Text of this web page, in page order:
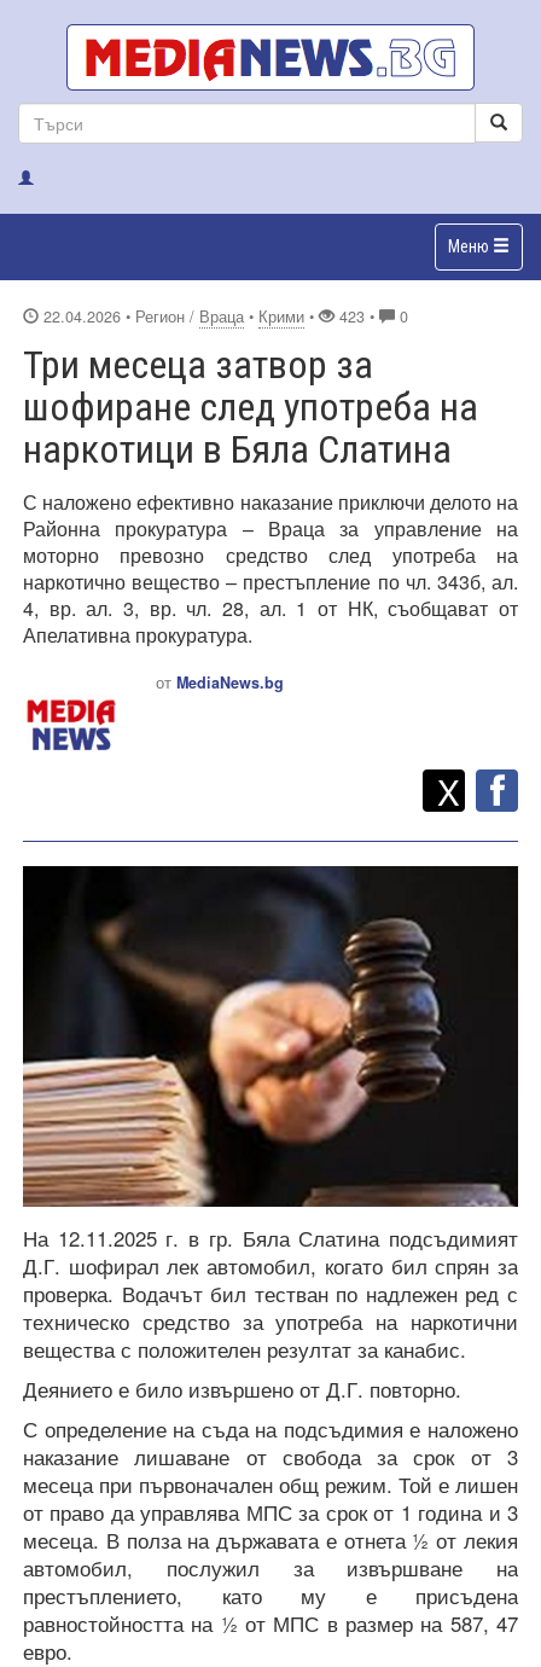
Меню
22.04.2026 • Регион / Враца • Крими • 423 • 0
Три месеца затвор за
шофиране след употреба на
наркотици в Бяла Слатина
С наложено ефективно наказание приключи делото на
Районна прокуратура – Враца за управление на
моторно превозно средство след употреба на
наркотично вещество – престъпление по чл. 343б, ал.
4, вр. ал. 3, вр. чл. 28, ал. 1 от НК, съобщават от
Апелативна прокуратура.
от MediaNews.bg
Споделете
X
На 12.11.2025 г. в гр. Бяла Слатина подсъдимият
Д.Г. шофирал лек автомобил, когато бил спрян за
проверка. Водачът бил тестван по надлежен ред с
техническо средство за употреба на наркотични
вещества с положителен резултат за канабис.
Деянието е било извършено от Д.Г. повторно.
С определение на съда на подсъдимия е наложено
наказание лишаване от свобода за срок от 3
месеца при първоначален общ режим. Той е лишен
от право да управлява МПС за срок от 1 година и 3
месеца. В полза на държавата е отнета ½ от лекия
автомобил, послужил за извършване на
престъплението, като му е присъдена
равностойността на ½ от МПС в размер на 587, 47
евро.